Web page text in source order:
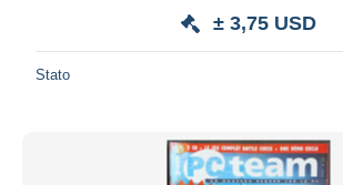
± 3,75 USD
Stato